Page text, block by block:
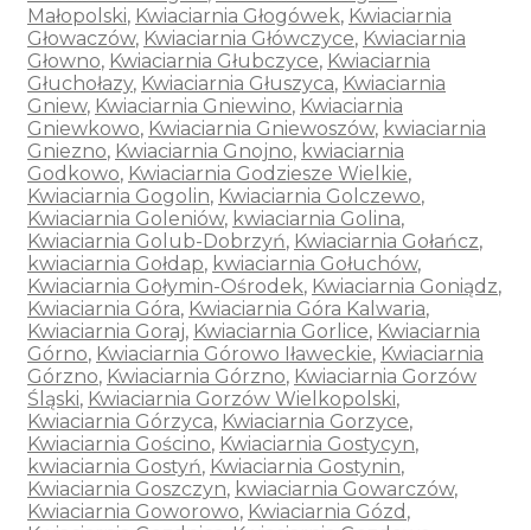
Małopolski, Kwiaciarnia Głogówek, Kwiaciarnia
Głowaczów, Kwiaciarnia Główczyce, Kwiaciarnia
Głowno, Kwiaciarnia Głubczyce, Kwiaciarnia
Głuchołazy, Kwiaciarnia Głuszyca, Kwiaciarnia
Gniew, Kwiaciarnia Gniewino, Kwiaciarnia
Gniewkowo, Kwiaciarnia Gniewoszów, kwiaciarnia
Gniezno, Kwiaciarnia Gnojno, kwiaciarnia
Godkowo, Kwiaciarnia Godziesze Wielkie,
Kwiaciarnia Gogolin, Kwiaciarnia Golczewo,
Kwiaciarnia Goleniów, kwiaciarnia Golina,
Kwiaciarnia Golub-Dobrzyń, Kwiaciarnia Gołańcz,
kwiaciarnia Gołdap, kwiaciarnia Gołuchów,
Kwiaciarnia Gołymin-Ośrodek, Kwiaciarnia Goniądz,
Kwiaciarnia Góra, Kwiaciarnia Góra Kalwaria,
Kwiaciarnia Goraj, Kwiaciarnia Gorlice, Kwiaciarnia
Górno, Kwiaciarnia Górowo Iławeckie, Kwiaciarnia
Górzno, Kwiaciarnia Górzno, Kwiaciarnia Gorzów
Śląski, Kwiaciarnia Gorzów Wielkopolski,
Kwiaciarnia Górzyca, Kwiaciarnia Gorzyce,
Kwiaciarnia Gościno, Kwiaciarnia Gostycyn,
kwiaciarnia Gostyń, Kwiaciarnia Gostynin,
Kwiaciarnia Goszczyn, kwiaciarnia Gowarczów,
Kwiaciarnia Goworowo, Kwiaciarnia Gózd ,